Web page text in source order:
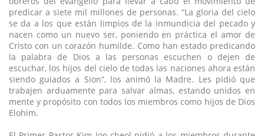
predicar a siete mil millones de personas. “La gloria del cielo
se da a los que están limpios de la inmundicia del pecado y
nacen como un nuevo ser, poniendo en práctica el amor de
Cristo con un corazón humilde. Como han estado predicando
la palabra de Dios a las personas escuchen o dejen de
escuchar, los hijos del cielo de todas las naciones ahora están
siendo guiados a Sion”, los animó la Madre. Les pidió que
trabajen arduamente para salvar almas, estando unidos en
mente y propósito con todos los miembros como hijos de Dios
Elohim.